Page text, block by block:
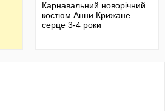
Карнавальний новорічний
костюм Анни Крижане
серце 3-4 роки